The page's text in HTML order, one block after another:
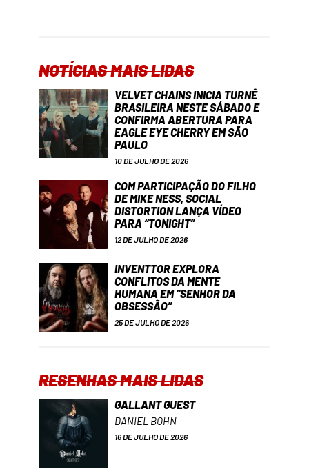
NOTÍCIAS MAIS LIDAS
VELVET CHAINS INICIA TURNÊ
BRASILEIRA NESTE SÁBADO E
CONFIRMA ABERTURA PARA
EAGLE EYE CHERRY EM SÃO
PAULO
10 DE JULHO DE 2026
COM PARTICIPAÇÃO DO FILHO
DE MIKE NESS, SOCIAL
DISTORTION LANÇA VÍDEO
PARA “TONIGHT”
12 DE JULHO DE 2026
INVENTTOR EXPLORA
CONFLITOS DA MENTE
HUMANA EM “SENHOR DA
OBSESSÃO”
25 DE JULHO DE 2026
RESENHAS MAIS LIDAS
GALLANT GUEST
DANIEL BOHN
16 DE JULHO DE 2026